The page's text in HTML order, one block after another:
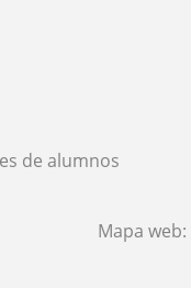
de alumnos
Mapa web: